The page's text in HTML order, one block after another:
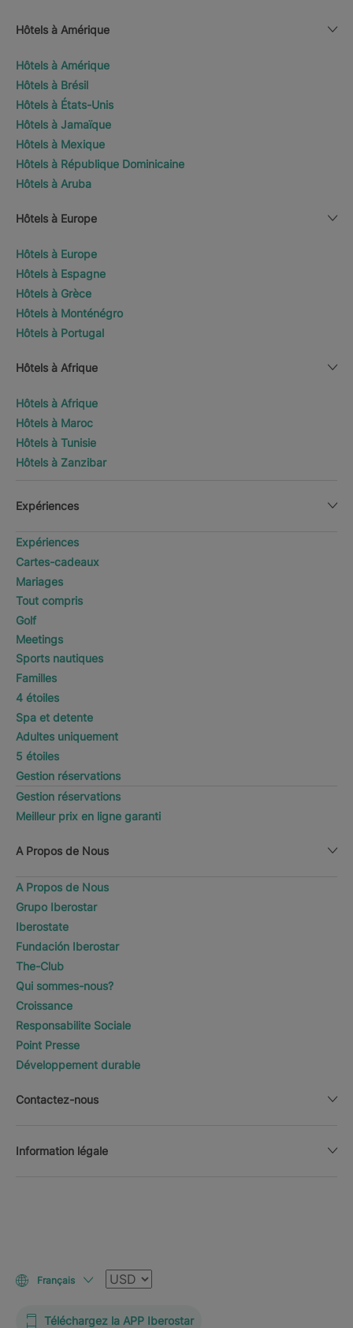
Hôtels à Amérique
Hôtels à Amérique
Hôtels à Brésil
Hôtels à États-Unis
Hôtels à Jamaïque
Hôtels à Mexique
Hôtels à République Dominicaine
Hôtels à Aruba
Hôtels à Europe
Hôtels à Europe
Hôtels à Espagne
Hôtels à Grèce
Hôtels à Monténégro
Hôtels à Portugal
Hôtels à Afrique
Hôtels à Afrique
Hôtels à Maroc
Hôtels à Tunisie
Hôtels à Zanzibar
Expériences
Expériences
Cartes-cadeaux
Mariages
Tout compris
Golf
Meetings
Sports nautiques
Familles
4 étoiles
Spa et detente
Adultes uniquement
5 étoiles
Gestion réservations
Gestion réservations
Meilleur prix en ligne garanti
A Propos de Nous
A Propos de Nous
Grupo Iberostar
Iberostate
Fundación Iberostar
The-Club
Qui sommes-nous?
Croissance
Responsabilite Sociale
Point Presse
Développement durable
Contactez-nous
Information légale
Français Devise
Téléchargez la APP Iberostar